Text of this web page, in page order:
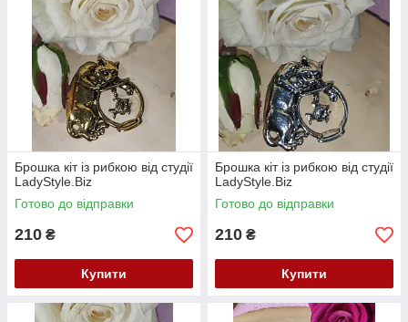
Брошка кіт із рибкою від студії
LadyStyle.Biz
Готово до відправки
210 ₴
Купити
Брошка кіт із рибкою від студії
LadyStyle.Biz
Готово до відправки
210 ₴
Купити